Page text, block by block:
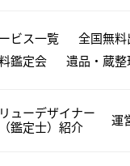
ビス一覧 全国無料
鑑定会
遺品・蔵整
ューデザイナー
（鑑定士）紹介
運